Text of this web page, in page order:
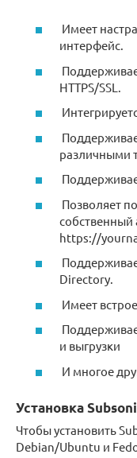
Имеет
интерфейс.
HTTPS/SSL.
различными
Позволяет
собственный
https://
Directory.
Имеет
и выгрузки
И многое
Установка
Чтобы установить
Debian/Ubuntu и